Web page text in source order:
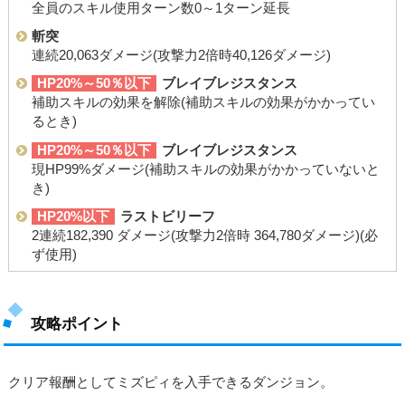
全員のスキル使用ターン数0～1ターン延長
斬突
連続20,063ダメージ(攻撃力2倍時40,126ダメージ)
HP20%～50％以下
ブレイブレジスタンス
補助スキルの効果を解除(補助スキルの効果がかかってい
るとき)
HP20%～50％以下
ブレイブレジスタンス
現HP99%ダメージ(補助スキルの効果がかかっていないと
き)
HP20%以下
ラストビリーフ
2連続182,390 ダメージ(攻撃力2倍時 364,780ダメージ)(必
ず使用)
攻略ポイント
クリア報酬としてミズピィを入手できるダンジョン。